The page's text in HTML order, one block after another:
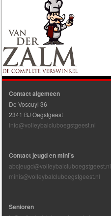
Contact algemeen
De Voscuyl 36
2341 BJ Oegstgeest
info@volleybalcluboegstgeest.nl
Contact jeugd en mini's
abcjeugd@volleybalcluboegstgeest.nl
minis@volleybalcluboegstgeest.nl
Senioren